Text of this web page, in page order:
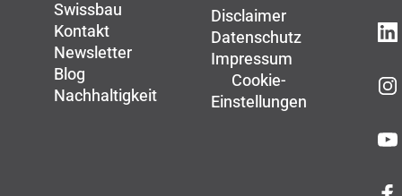
Swissbau
Kontakt
Newsletter
Blog
Nachhaltigkeit
Disclaimer
Datenschutz
Impressum
Cookie-
Einstellungen